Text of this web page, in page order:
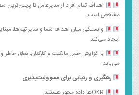
اهداف تمام افراد از مدیرعامل تا پایین‌ترین
مشخص است.
وابستگی میان اهداف شما و سایر تیم‌ها،
ایجاد می‌کند.
با افزایش حس مالکیت و کارکنان، تعلق خاطر و
می‌یابد.
رهگیری و ردیابی برای مسوولیت‌پذیری